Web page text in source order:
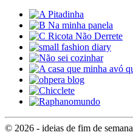
© 2026 - ideias de fim de semana